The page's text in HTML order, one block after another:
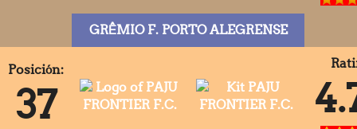
GRÊMIO F. PORTO ALEGRENSE
Posición:
37